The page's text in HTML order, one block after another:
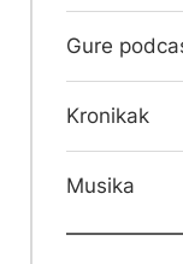
Gure
Kronikak
Musika